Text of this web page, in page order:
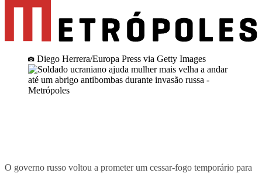
Diego Herrera/Europa Press via Getty Images
O governo russo voltou a prometer um cessar-fogo temporário para